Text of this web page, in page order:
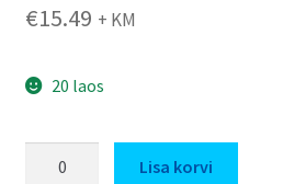
€15.49 + KM
20 laos
Lisa korvi